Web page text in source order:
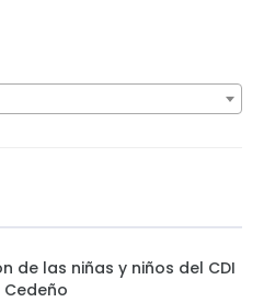
de las niñas y niños del CDI